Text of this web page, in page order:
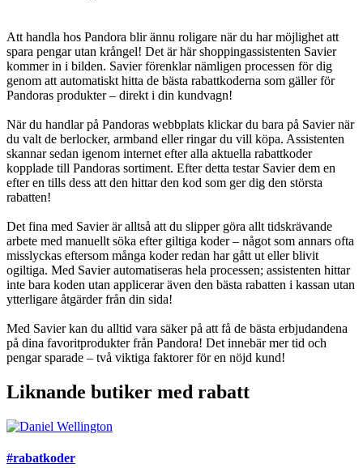
Att handla hos Pandora blir ännu roligare när du har möjlighet att
spara pengar utan krångel! Det är här shoppingassistenten Savier
kommer in i bilden. Savier förenklar nämligen processen för dig
genom att automatiskt hitta de bästa rabattkoderna som gäller för
Pandoras produkter – direkt i din kundvagn!
När du handlar på Pandoras webbplats klickar du bara på Savier när
du valt de berlocker, armband eller ringar du vill köpa. Assistenten
skannar sedan igenom internet efter alla aktuella rabattkoder
kopplade till Pandoras sortiment. Efter detta testar Savier dem en
efter en tills dess att den hittar den kod som ger dig den största
rabatten!
Det fina med Savier är alltså att du slipper göra allt tidskrävande
arbete med manuellt söka efter giltiga koder – något som annars ofta
misslyckas eftersom många koder redan har gått ut eller blivit
ogiltiga. Med Savier automatiseras hela processen; assistenten hittar
inte bara koden utan applicerar även den bästa rabatten i kassan utan
ytterligare åtgärder från din sida!
Med Savier kan du alltid vara säker på att få de bästa erbjudandena
på dina favoritprodukter från Pandora! Det innebär mer tid och
pengar sparade – två viktiga faktorer för en nöjd kund!
Liknande butiker med rabatt
#rabatkoder